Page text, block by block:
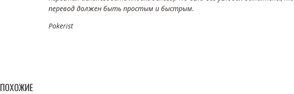
перевод должен быть простым и быстрым.
Pokerist
ПОХОЖИЕ